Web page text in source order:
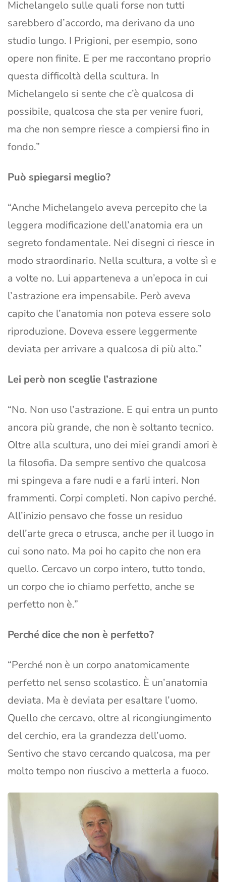
Michelangelo sulle quali forse non tutti
sarebbero d’accordo, ma derivano da uno
studio lungo. I Prigioni, per esempio, sono
opere non finite. E per me raccontano proprio
questa difficoltà della scultura. In
Michelangelo si sente che c’è qualcosa di
possibile, qualcosa che sta per venire fuori,
ma che non sempre riesce a compiersi fino in
fondo.”
Può spiegarsi meglio?
“Anche Michelangelo aveva percepito che la
leggera modificazione dell’anatomia era un
segreto fondamentale. Nei disegni ci riesce in
modo straordinario. Nella scultura, a volte sì e
a volte no. Lui apparteneva a un’epoca in cui
l’astrazione era impensabile. Però aveva
capito che l’anatomia non poteva essere solo
riproduzione. Doveva essere leggermente
deviata per arrivare a qualcosa di più alto.”
Lei però non sceglie l’astrazione
“No. Non uso l’astrazione. E qui entra un punto
ancora più grande, che non è soltanto tecnico.
Oltre alla scultura, uno dei miei grandi amori è
la filosofia. Da sempre sentivo che qualcosa
mi spingeva a fare nudi e a farli interi. Non
frammenti. Corpi completi. Non capivo perché.
All’inizio pensavo che fosse un residuo
dell’arte greca o etrusca, anche per il luogo in
cui sono nato. Ma poi ho capito che non era
quello. Cercavo un corpo intero, tutto tondo,
un corpo che io chiamo perfetto, anche se
perfetto non è.”
Perché dice che non è perfetto?
“Perché non è un corpo anatomicamente
perfetto nel senso scolastico. È un’anatomia
deviata. Ma è deviata per esaltare l’uomo.
Quello che cercavo, oltre al ricongiungimento
del cerchio, era la grandezza dell’uomo.
Sentivo che stavo cercando qualcosa, ma per
molto tempo non riuscivo a metterla a fuoco.